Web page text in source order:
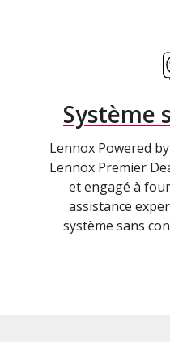
Système
Lennox Powered
Lennox Premier
et engagé à
assistance
système sans